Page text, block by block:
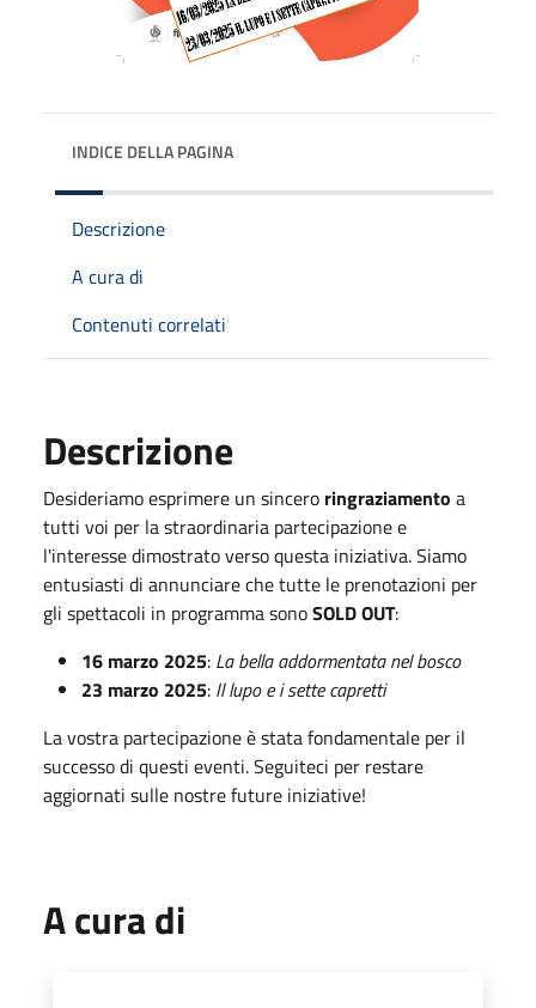
INDICE DELLA PAGINA
Descrizione
A cura di
Contenuti correlati
Descrizione
Desideriamo esprimere un sincero ringraziamento a
tutti voi per la straordinaria partecipazione e
l'interesse dimostrato verso questa iniziativa. Siamo
entusiasti di annunciare che tutte le prenotazioni per
gli spettacoli in programma sonoSOLD OUT:
16 marzo 2025: La bella addormentata nel bosco
23 marzo 2025: Il lupo e i sette capretti
La vostra partecipazione è stata fondamentale per il
successo di questi eventi. Seguiteci per restare
aggiornati sulle nostre future iniziative!
A cura di